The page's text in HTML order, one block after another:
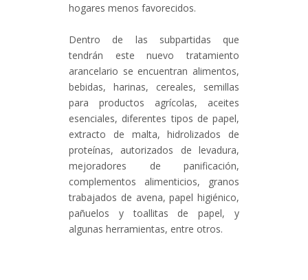
hogares menos favorecidos.
Dentro de las subpartidas que
tendrán este nuevo tratamiento
arancelario se encuentran alimentos,
bebidas, harinas, cereales, semillas
para productos agrícolas, aceites
esenciales, diferentes tipos de papel,
extracto de malta, hidrolizados de
proteínas, autorizados de levadura,
mejoradores de panificación,
complementos alimenticios, granos
trabajados de avena, papel higiénico,
pañuelos y toallitas de papel, y
algunas herramientas, entre otros.